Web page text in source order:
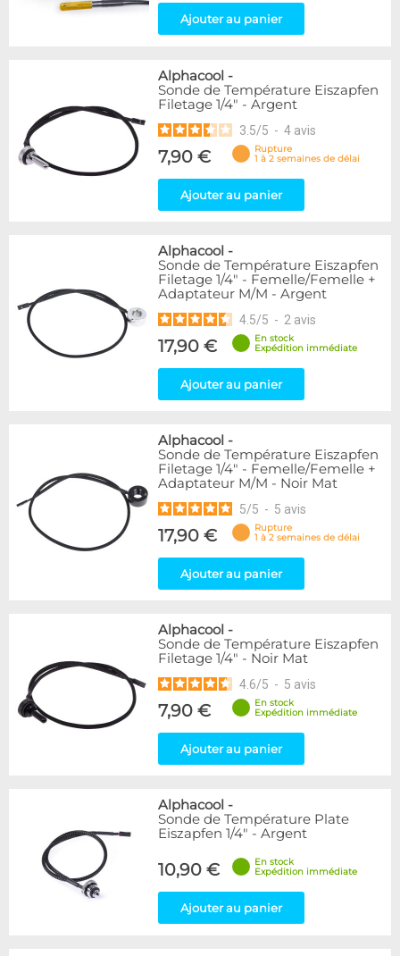
Ajouter au panier
Alphacool -
Sonde de Température Eiszapfen
Filetage 1/4" - Argent
3.5/5 - 4 avis
7,90 €
Rupture
1 à 2 semaines de délai
Ajouter au panier
Alphacool -
Sonde de Température Eiszapfen
Filetage 1/4" - Femelle/Femelle +
Adaptateur M/M - Argent
4.5/5 - 2 avis
17,90 €
En stock
Expédition immédiate
Ajouter au panier
Alphacool -
Sonde de Température Eiszapfen
Filetage 1/4" - Femelle/Femelle +
Adaptateur M/M - Noir Mat
5/5 - 5 avis
17,90 €
Rupture
1 à 2 semaines de délai
Ajouter au panier
Alphacool -
Sonde de Température Eiszapfen
Filetage 1/4" - Noir Mat
4.6/5 - 5 avis
7,90 €
En stock
Expédition immédiate
Ajouter au panier
Alphacool -
Sonde de Température Plate
Eiszapfen 1/4" - Argent
10,90 €
En stock
Expédition immédiate
Ajouter au panier